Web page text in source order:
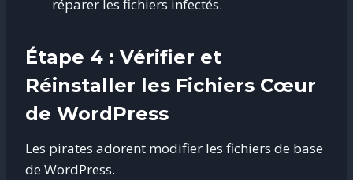
réparer les fichiers infectés.
Étape 4 : Vérifier et
Réinstaller les Fichiers Cœur
de WordPress
Les pirates adorent modifier les fichiers de base
de WordPress.